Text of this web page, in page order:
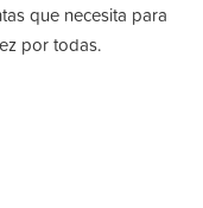
que necesita para
por todas.